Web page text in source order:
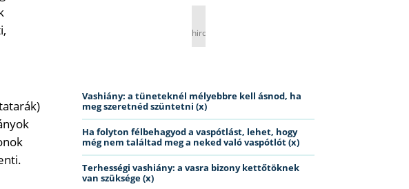
hirdetés
Vashiány: a tüneteknél mélyebbre kell ásnod, ha
meg szeretnéd szüntetni (x)
Ha folyton félbehagyod a vaspótlást, lehet, hogy
még nem találtad meg a neked való vaspótlót (x)
Terhességi vashiány: a vasra bizony kettőtöknek
van szüksége (x)